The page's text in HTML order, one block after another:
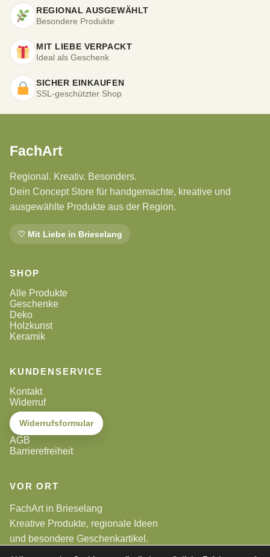
REGIONAL AUSGEWÄHLT
Besondere Produkte
MIT LIEBE VERPACKT
Ideal als Geschenk
SICHER EINKAUFEN
SSL-geschützter Shop
FachArt
Regional. Kreativ. Besonders.
Dein Concept Store für handgemachte, kreative und
ausgewählte Produkte aus der Region.
♡ Mit Liebe in Brieselang
SHOP
Alle Produkte
Geschenke
Deko
Holzkunst
Keramik
KUNDENSERVICE
Kontakt
Widerruf
Widerrufsformular
AGB
Barrierefreiheit
VOR ORT
FachArt in Brieselang
Kreative Produkte, regionale Ideen
und besondere Geschenkartikel.